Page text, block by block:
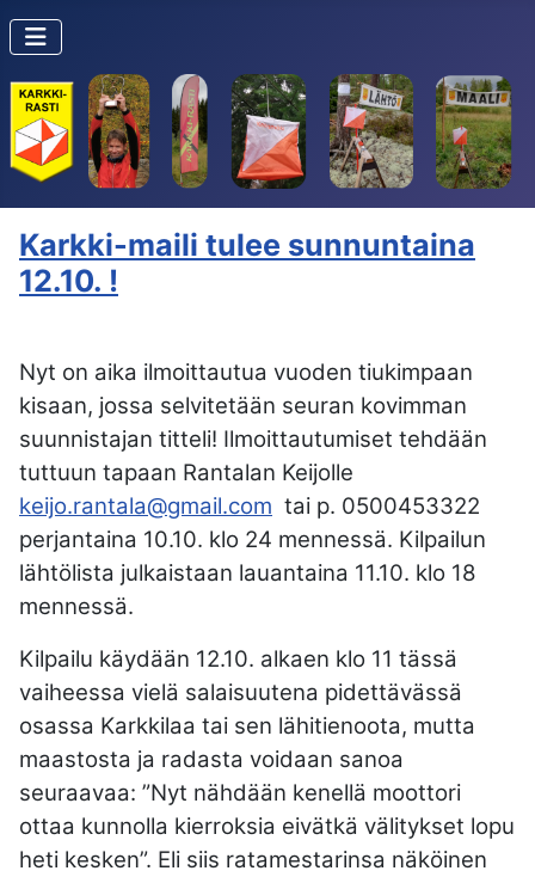
Karkki-maili tulee sunnuntaina
12.10. !
Nyt on aika ilmoittautua vuoden tiukimpaan
kisaan, jossa selvitetään seuran kovimman
suunnistajan titteli! Ilmoittautumiset tehdään
tuttuun tapaan Rantalan Keijolle
keijo.rantala@gmail.com tai p. 0500453322
perjantaina 10.10. klo 24 mennessä. Kilpailun
lähtölista julkaistaan lauantaina 11.10. klo 18
mennessä.
Kilpailu käydään 12.10. alkaen klo 11 tässä
vaiheessa vielä salaisuutena pidettävässä
osassa Karkkilaa tai sen lähitienoota, mutta
maastosta ja radasta voidaan sanoa
seuraavaa: ”Nyt nähdään kenellä moottori
ottaa kunnolla kierroksia eivätkä välitykset lopu
heti kesken”. Eli siis ratamestarinsa näköinen